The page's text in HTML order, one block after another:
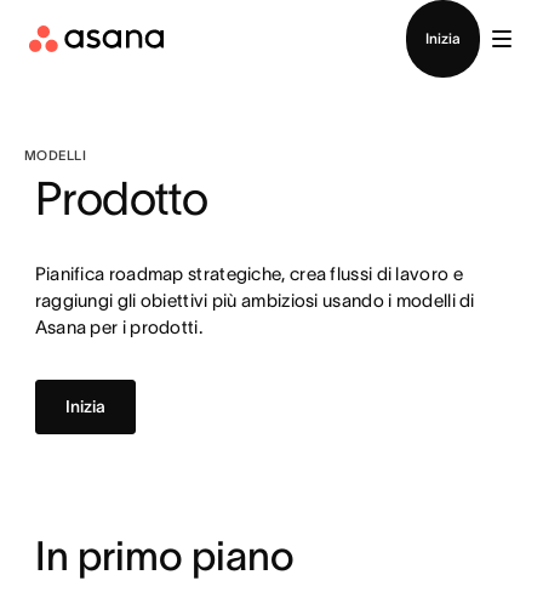
Inizia
MODELLI
Prodotto
Pianifica roadmap strategiche, crea flussi di lavoro e
raggiungi gli obiettivi più ambiziosi usando i modelli di
Asana per i prodotti.
Inizia
In primo piano